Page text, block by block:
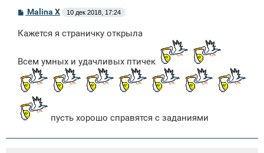
С
б
н
е
Malina X 10 дек 2018, 17:24
Кажется я страничку открыла
Всем умных и удачливых птичек
пусть хорошо справятся с заданиями